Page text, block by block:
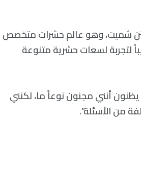
شميت، وهو عالم حشرات متخصص
لتجربة لسعات حشرية متنوعة
عام 2016: “أعلم أن الناس يظنون أنني مجنون نوعاً ما، لكنني
من الأسئلة”.